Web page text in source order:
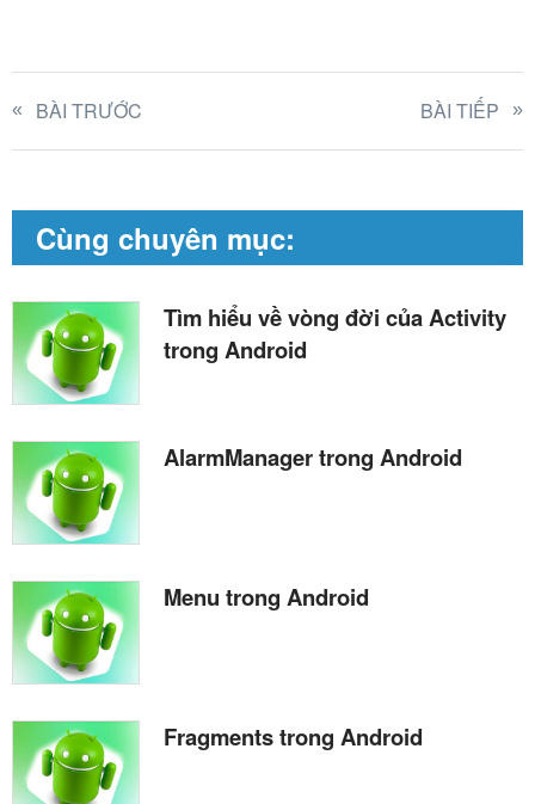
BÀI TRƯỚC BÀI TIẾP
Cùng chuyên mục:
Tìm hiểu về vòng đời của Activity
trong Android
AlarmManager trong Android
Menu trong Android
Fragments trong Android